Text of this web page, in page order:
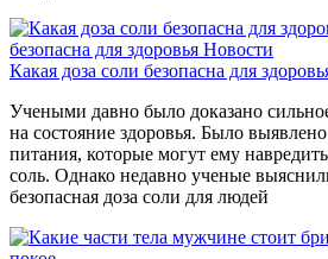
безопасна для здоровья Новости
Какая доза соли безопасна для
Учеными давно было доказано
на состояние здоровья. Было
питания, которые могут ему
соль. Однако недавно ученые
безопасная доза соли для людей